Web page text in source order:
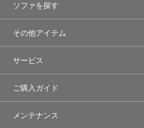
ソファを探す
その他アイテム
サービス
ご購入ガイド
メンテナンス